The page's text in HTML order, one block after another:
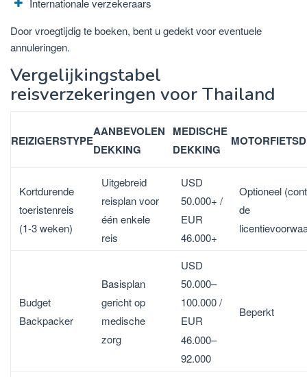
Door vroegtijdig te boeken, bent u gedekt voor eventuele
annuleringen.
Vergelijkingstabel
reisverzekeringen voor Thailand
REIZIGERSTYPE
AANBEVOLEN
DEKKING
MEDISCHE
DEKKING
Kortdurende
toeristenreis
(1-3 weken)
Uitgebreid
reisplan voor
één enkele
reis
USD
50.000+ /
EUR
46.000+
Optioneel
de
Budget
Backpacker
Basisplan
gericht op
medische
zorg
USD
50.000–
100.000 /
EUR
46.000–
92.000
Beperkt